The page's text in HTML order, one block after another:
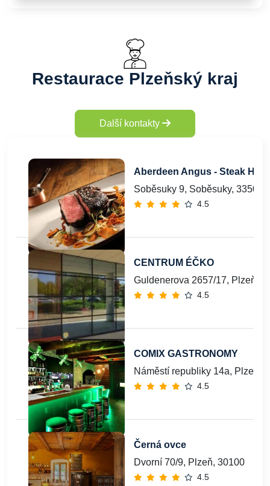
Restaurace Plzeňský kraj
Další kontakty
Aberdeen Angus - Steak
Soběsuky 9, Soběsuky, 33501
4.5
CENTRUM ÉČKO
Guldenerova 2657/17, Plzeň
4.5
COMIX GASTRONOMY
Náměstí republiky 14a, Plzeň,
4.5
Černá ovce
Dvorní 70/9, Plzeň, 30100
4.5